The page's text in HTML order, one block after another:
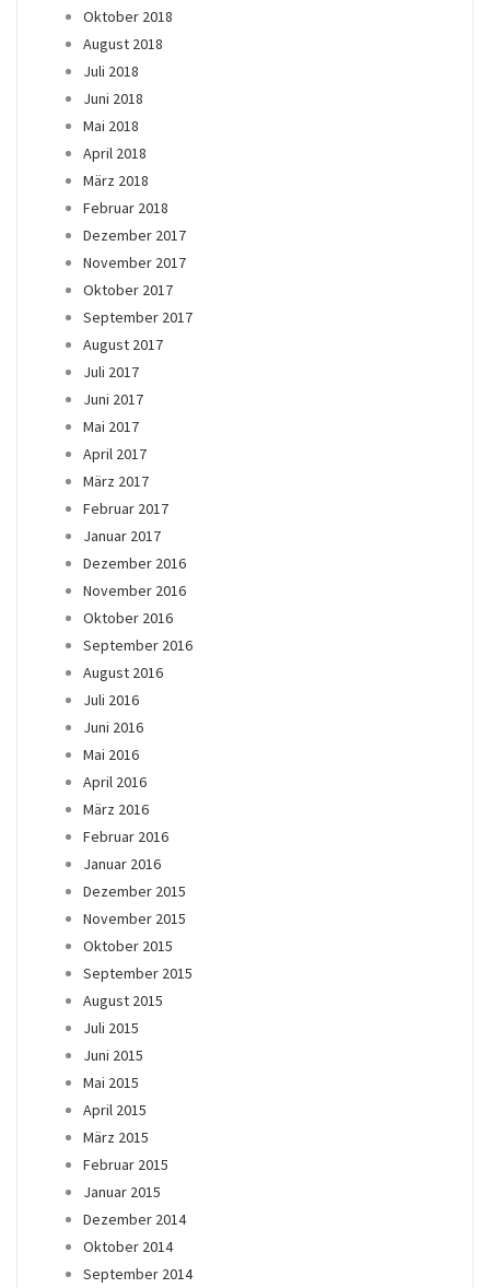
Oktober 2018
August 2018
Juli 2018
Juni 2018
Mai 2018
April 2018
März 2018
Februar 2018
Dezember 2017
November 2017
Oktober 2017
September 2017
August 2017
Juli 2017
Juni 2017
Mai 2017
April 2017
März 2017
Februar 2017
Januar 2017
Dezember 2016
November 2016
Oktober 2016
September 2016
August 2016
Juli 2016
Juni 2016
Mai 2016
April 2016
März 2016
Februar 2016
Januar 2016
Dezember 2015
November 2015
Oktober 2015
September 2015
August 2015
Juli 2015
Juni 2015
Mai 2015
April 2015
März 2015
Februar 2015
Januar 2015
Dezember 2014
Oktober 2014
September 2014